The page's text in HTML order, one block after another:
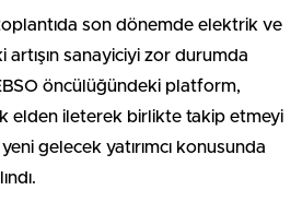
son dönemde elektrik ve
sanayiciyi zor durumda
öncülüğündeki platform,
elden ileterek birlikte takip etmeyi
gelecek yatırımcı konusunda